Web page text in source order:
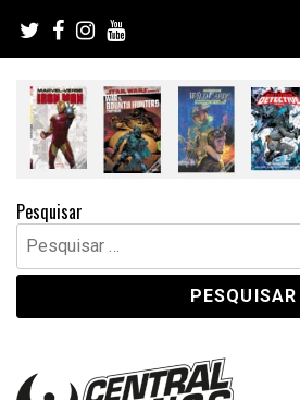
content
Pesquisar
Pesquisar
por: